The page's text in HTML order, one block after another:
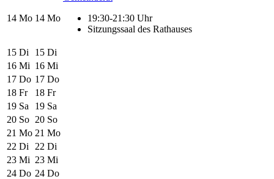
14 Mo 14 Mo
19:30-21:30 Uhr
Sitzungssaal des Rathauses
15 Di 15 Di
16 Mi 16 Mi
17 Do 17 Do
18 Fr 18 Fr
19 Sa 19 Sa
20 So 20 So
21 Mo 21 Mo
22 Di 22 Di
23 Mi 23 Mi
24 Do 24 Do